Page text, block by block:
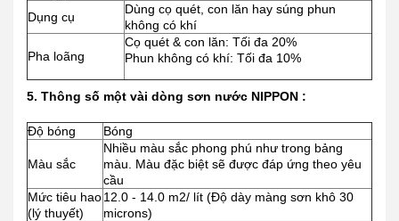
Dụng cụ
Dùng cọ quét, con lăn hay súng phun
không có khí
Pha loãng
Cọ quét & con lăn: Tối đa 20%
Phun không có khí: Tối đa 10%
5. Thông số một vài dòng sơn nước NIPPON :
Độ bóng Bóng
Màu sắc
Nhiều màu sắc phong phú như trong bảng
màu. Màu đặc biệt sẽ được đáp ứng theo yêu
cầu
Mức tiêu hao
(lý thuyết)
12.0 - 14.0 m2/ lít (Độ dày màng sơn khô 30
microns)